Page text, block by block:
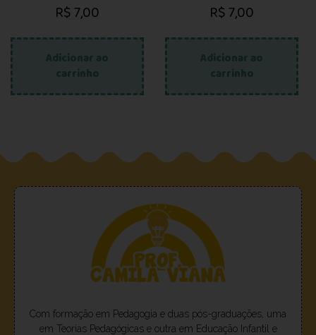
R$7,00
Adicionar ao
carrinho
R$7,00
Adicionar ao
carrinho
Com formação em Pedagogia e duas pós-graduações, uma
em Teorias Pedagógicas e outra em Educação Infantil e